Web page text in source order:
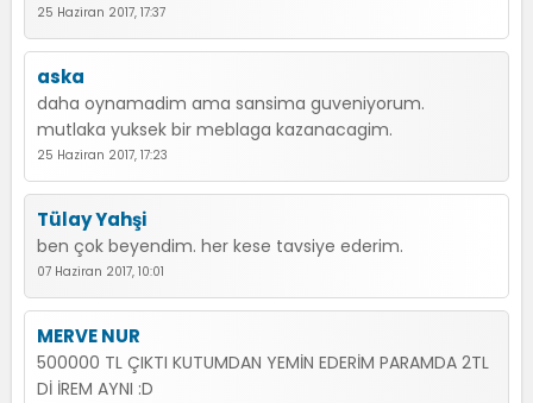
25 Haziran 2017, 17:37
aska
daha oynamadim ama sansima guveniyorum.
mutlaka yuksek bir meblaga kazanacagim.
25 Haziran 2017, 17:23
Tülay Yahşi
ben çok beyendim. her kese tavsiye ederim.
07 Haziran 2017, 10:01
MERVE NUR
500000 TL ÇIKTI KUTUMDAN YEMİN EDERİM PARAMDA 2TL
Dİ İREM AYNI :D